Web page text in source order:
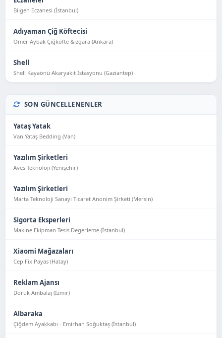
Bilgen Eczanesi (İstanbul)
Adıyaman Çiğ Köftecisi
Ömer Aybak Çiğköfte &ızgara (Ankara)
Shell
Shell Kayaönü Akaryakıt İstasyonu (Gaziantep)
SON GÜNCELLENENLER
Yataş Yatak
Van Yataş Bedding (Van)
Yazılım Şirketleri
Aves Teknoloji (Yeni̇şehi̇r)
Yazılım Şirketleri
Marta Teknoloji Sanayi Ticaret Anonim Şirketi (Mersin)
Sigorta Eksperleri
Makine Ekipman Tesis Degerleme (İstanbul)
Xiaomi Mağazaları
Cep Fix Payas (Hatay)
Reklam Ajansı
Doruk Ambalaj (İzmir)
Albaraka
Çiğdem Ayakkabı - Emirhan Soğuktaş (İstanbul)